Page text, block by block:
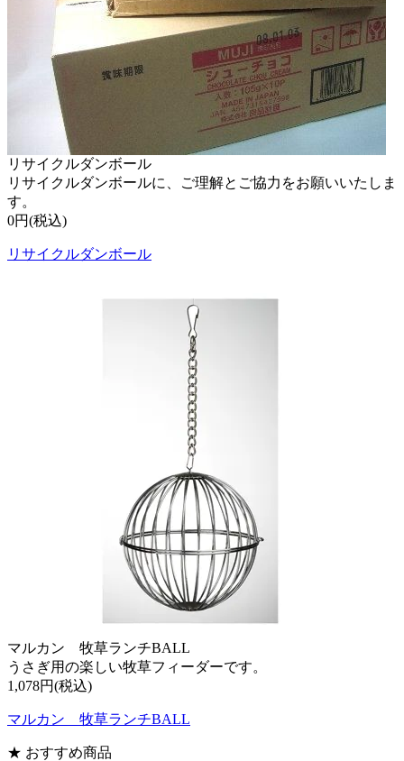
リサイクルダンボール
リサイクルダンボールに、ご理解とご協力をお願いいたしま
す。
0円(税込)
リサイクルダンボール
マルカン 牧草ランチBALL
うさぎ用の楽しい牧草フィーダーです。
1,078円(税込)
マルカン 牧草ランチBALL
★ おすすめ商品